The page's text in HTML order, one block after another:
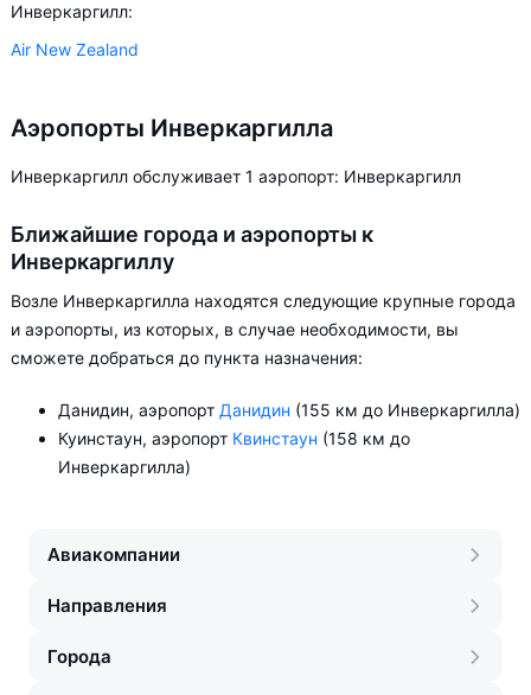
Инверкаргилл:
Air New Zealand
Аэропорты Инверкаргилла
Инверкаргилл обслуживает 1 аэропорт: Инверкаргилл
Ближайшие города и аэропорты к
Инверкаргиллу
Возле Инверкаргилла находятся следующие крупные города
и аэропорты, из которых, в случае необходимости, вы
сможете добраться до пункта назначения:
Данидин, аэропорт Данидин (155 км до Инверкаргилла)
Куинстаун, аэропорт Квинстаун (158 км до
Инверкаргилла)
Авиакомпании
Направления
Города